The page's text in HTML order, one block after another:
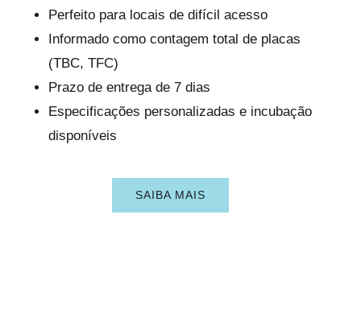
Perfeito para locais de difícil acesso
Informado como contagem total de placas
(TBC, TFC)
Prazo de entrega de 7 dias
Especificações personalizadas e incubação
disponíveis
SAIBA MAIS